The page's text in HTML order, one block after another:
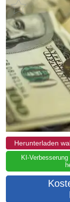
Herunterladen
KI-